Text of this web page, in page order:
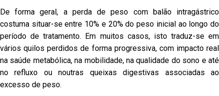
De forma geral, a perda de peso com balão intragástrico
costuma situar-se entre 10% e 20% do peso inicial ao longo do
período de tratamento. Em muitos casos, isto traduz-se em
vários quilos perdidos de forma progressiva, com impacto real
na saúde metabólica, na mobilidade, na qualidade do sono e até
no refluxo ou noutras queixas digestivas associadas ao
excesso de peso.